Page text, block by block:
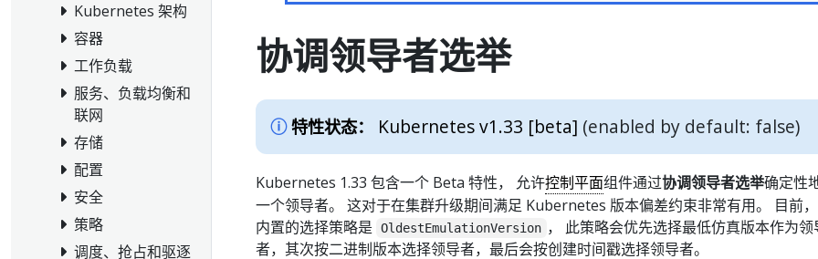
Kubernetes 架构
容器
工作负载
服务、负载均衡和
联网
存储
配置
安全
策略
调度、抢占和驱逐
协调领导者选举
特性状态： Kubernetes v1.33 [beta] (enabled by default: false)
Kubernetes 1.33 包含一个 Beta 特性， 允许控制平面组件通过协调领导者选举确定性
一个领导者。 这对于在集群升级期间满足 Kubernetes 版本偏差约束非常有用。 目前
内置的选择策略是
OldestEmulationVersion ， 此策略会优先选择最低仿真版本作为领
者，其次按二进制版本选择领导者，最后会按创建时间戳选择领导者。